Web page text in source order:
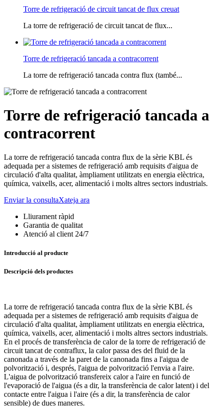
Torre de refrigeració de circuit tancat de flux creuat
La torre de refrigeració de circuit tancat de flux...
Torre de refrigeració tancada a contracorrent
La torre de refrigeració tancada contra flux (també...
Torre de refrigeració tancada a
contracorrent
La torre de refrigeració tancada contra flux de la sèrie KBL és
adequada per a sistemes de refrigeració amb requisits d'aigua de
circulació d'alta qualitat, àmpliament utilitzats en energia elèctrica,
química, vaixells, acer, alimentació i molts altres sectors industrials.
Enviar la consultaXateja ara
Lliurament ràpid
Garantia de qualitat
Atenció al client 24/7
Introducció al producte
Descripció dels productes
La torre de refrigeració tancada contra flux de la sèrie KBL és
adequada per a sistemes de refrigeració amb requisits d'aigua de
circulació d'alta qualitat, àmpliament utilitzats en energia elèctrica,
química, vaixells, acer, alimentació i molts altres sectors industrials.
En el procés de transferència de calor de la torre de refrigeració de
circuit tancat de contraflux, la calor passa des del fluid de la
canonada a través de la paret de la canonada fins a l'aigua de
polvorització i, després, l'aigua de polvorització l'envia a l'aire.
L'aigua de polvorització transfereix calor a l'aire en funció de
l'evaporació de l'aigua (és a dir, la transferència de calor latent) i del
contacte entre l'aigua i l'aire (és a dir, la transferència de calor
sensible) de dues maneres.